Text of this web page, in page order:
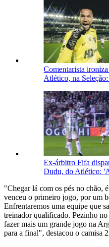
Comentarista
Atlético, na
Ex-árbitro Fifa
Dudu, do Atlético:
"Chegar lá com os pés no chão,
venceu o primeiro jogo, por um
Enfrentaremos uma equipe que
treinador qualificado. Pezinho
fazer mais um grande jogo na
para a final", destacou o camisa